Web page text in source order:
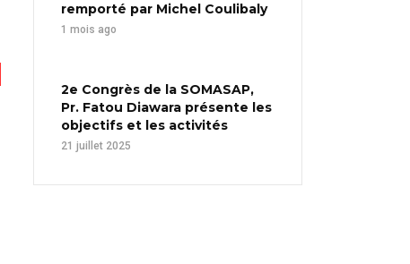
remporté par Michel Coulibaly
1 mois ago
2e Congrès de la SOMASAP,
Pr. Fatou Diawara présente les
objectifs et les activités
21 juillet 2025